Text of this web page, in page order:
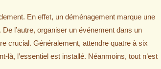
En effet, un déménagement marque une
l’autre, organiser un événement dans un
crucial. Généralement, attendre quatre à six
l’essentiel est installé. Néanmoins, tout n’est